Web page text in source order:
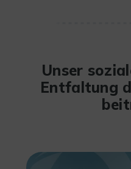
Unser
Entfaltung